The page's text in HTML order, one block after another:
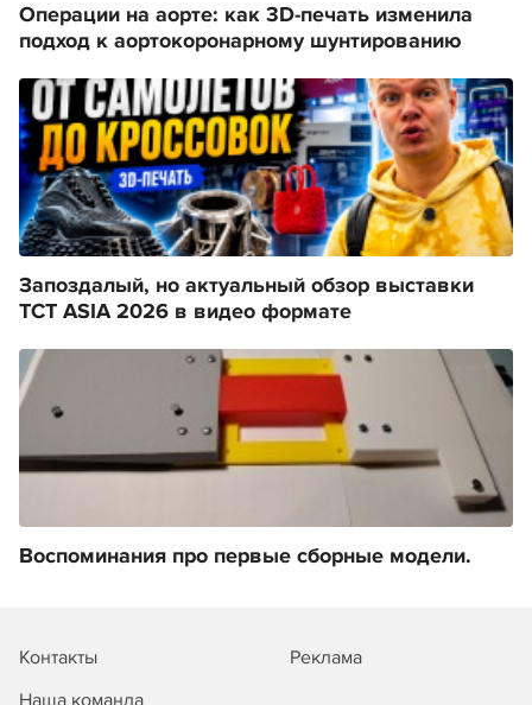
Операции на аорте: как 3D-печать изменила
подход к аортокоронарному шунтированию
Запоздалый, но актуальный обзор выставки
TCT ASIA 2026 в видео формате
Воспоминания про первые сборные модели.
Контакты
Реклама
Наша команда